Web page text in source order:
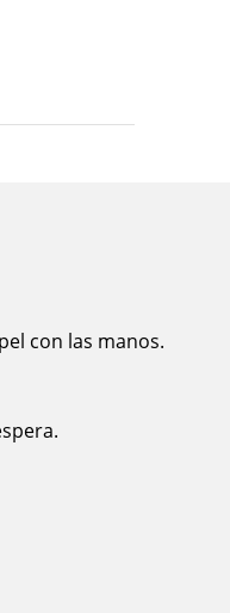
con las manos.